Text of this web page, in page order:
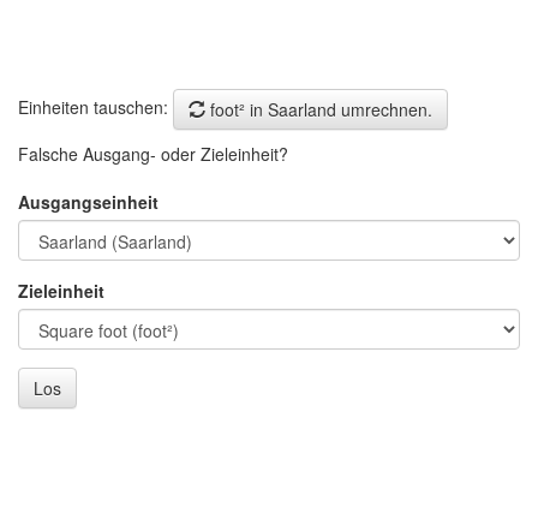
Einheiten tauschen:
foot² in Saarland umrechnen.
Falsche Ausgang- oder Zieleinheit?
Ausgangseinheit
Zieleinheit
Los